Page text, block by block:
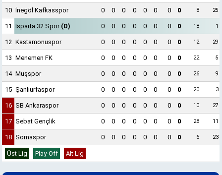
10 İnegöl Kafkasspor 0 0 0 0 0 0 0 0 8 25
11 Isparta 32 Spor (D) 0 0 0 0 0 0 0 0 18 1
12 Kastamonuspor 0 0 0 0 0 0 0 0 12 29
13 Menemen FK 0 0 0 0 0 0 0 0 22 5
14 Muşspor 0 0 0 0 0 0 0 0 26 9
15 Şanlıurfaspor 0 0 0 0 0 0 0 0 20 3
16 SB Ankaraspor 0 0 0 0 0 0 0 0 10 27
17 Sebat Gençlik 0 0 0 0 0 0 0 0 28 11
18 Somaspor 0 0 0 0 0 0 0 0 6 23
Üst Lig Play-Off Alt Lig